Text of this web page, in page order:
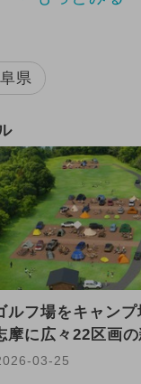
ント
県
ルフ場をキャン
に広々22区画の
ド誕生、ジップ
03-25